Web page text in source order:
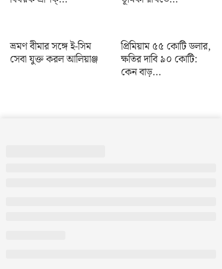
ভ্রমণ বীমার সঙ্গে ই-সিম
সেবা যুক্ত করল আলিয়াঞ্জ
প্রিমিয়াম ৫৫ কোটি ডলার,
ক্ষতির দাবি ৯০ কোটি:
কেন বাড়...